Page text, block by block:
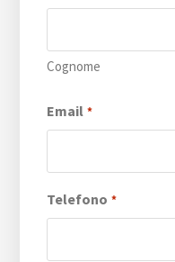
Cognome
Email *
Telefono *